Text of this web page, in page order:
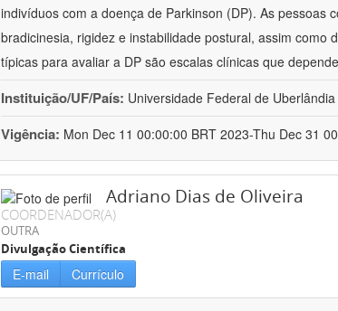
indivíduos com a doença de Parkinson (DP). As pessoas
bradicinesia, rigidez e instabilidade postural, assim
típicas para avaliar a DP são escalas clínicas que
Instituição/UF/País: Universidade Federal de
Vigência: Mon Dec 11 00:00:00 BRT 2023-Thu Dec 31
Adriano Dias de Oliveira
COORDENADOR(A)
OUTRA
Divulgação Científica
E-mail Currículo